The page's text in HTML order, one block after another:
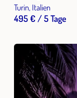
Turin, Italien
495 € / 5 Tage